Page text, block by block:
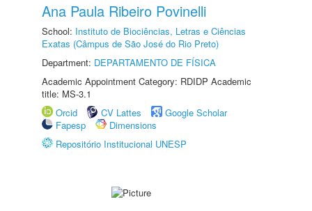
Ana Paula Ribeiro Povinelli
School: Instituto de Biociências, Letras e Ciências
Exatas (Câmpus de São José do Rio Preto)
Department: DEPARTAMENTO DE FÍSICA
Academic Appointment Category: RDIDP Academic
title: MS-3.1
Orcid
CV Lattes
Google Scholar
Fapesp
Dimensions
Repositório Institucional UNESP